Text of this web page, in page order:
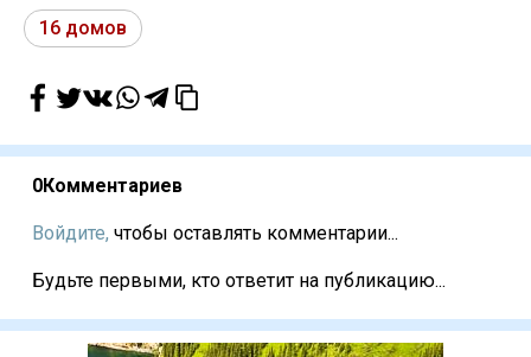
16 домов
0Комментариев
Войдите, чтобы оставлять комментарии...
Будьте первыми, кто ответит на публикацию...